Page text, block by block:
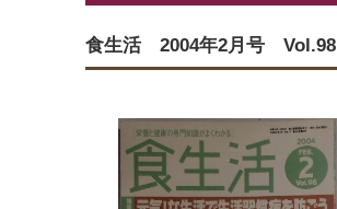
食生活 2004年2月号 Vol.98